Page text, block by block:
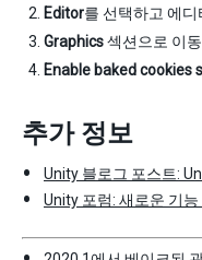
Editor를 선택하고 에디
Graphics섹션으로 이
Enable baked cookies
추가 정보
Unity 블로그 포스트:
Unity 포럼: 새로운 기